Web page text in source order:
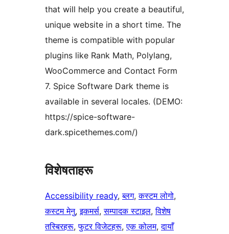
that will help you create a beautiful,
unique website in a short time. The
theme is compatible with popular
plugins like Rank Math, Polylang,
WooCommerce and Contact Form
7. Spice Software Dark theme is
available in several locales. (DEMO:
https://spice-software-
dark.spicethemes.com/)
विशेषताहरू
Accessibility ready, ब्लग, कस्टम लोगो
कस्टम मेनु, इकमर्स, सम्पादक स्टाइल, विशेष
तस्बिरहरू, फुटर विजेटहरू, एक कोलम, दायाँ